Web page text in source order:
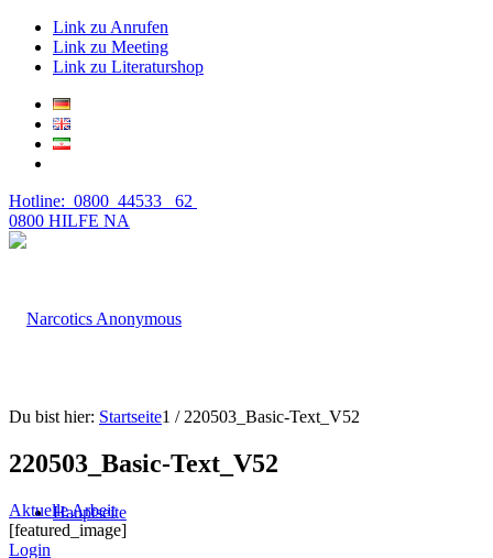
Link zu Anrufen
Link zu Meeting
Link zu Literaturshop
Hotline: 0800 44533 62
0800 HILFE NA
Hauptseite
Du bist hier: Startseite1 / 220503_Basic-Text_V52
220503_Basic-Text_V52
Aktuelle Arbeit
[featured_image]
Login